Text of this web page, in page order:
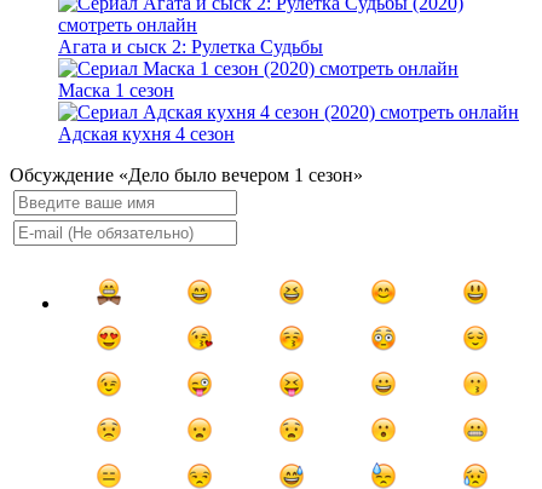
Агата и сыск 2: Рулетка Судьбы
Маска 1 сезон
Адская кухня 4 сезон
Обсуждение «Дело было вечером 1 сезон»